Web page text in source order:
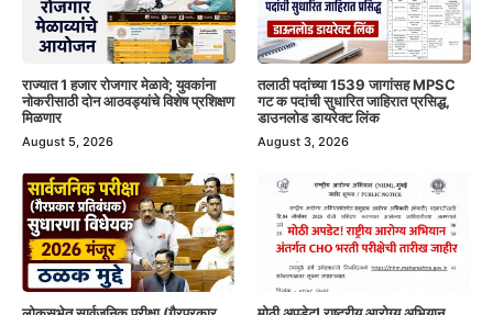
राज्यात 1 हजार रोजगार मेळावे; युवकांना
नोकरीसाठी दोन आठवड्यांचे विशेष प्रशिक्षण
मिळणार
August 5, 2026
तलाठी पदांच्या 1539 जागांसह MPSC
गट क पदांची सुधारित जाहिरात प्रसिद्ध,
डाउनलोड डायरेक्ट लिंक
August 3, 2026